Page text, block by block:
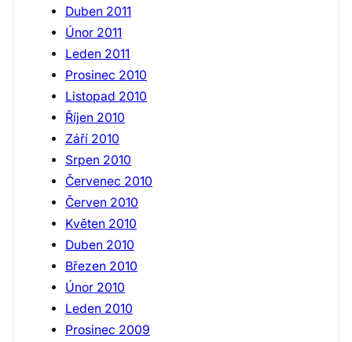
Duben 2011
Únor 2011
Leden 2011
Prosinec 2010
Listopad 2010
Říjen 2010
Září 2010
Srpen 2010
Červenec 2010
Červen 2010
Květen 2010
Duben 2010
Březen 2010
Únor 2010
Leden 2010
Prosinec 2009